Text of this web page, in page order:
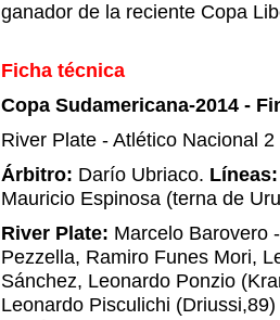
ganador de la reciente Copa
Ficha técnica
Copa Sudamericana-2014 -
River Plate - Atlético Nacional
Árbitro: Darío Ubriaco. Líneas:
Mauricio Espinosa (terna de
River Plate: Marcelo Barovero
Pezzella, Ramiro Funes Mori,
Sánchez, Leonardo Ponzio
Leonardo Pisculichi